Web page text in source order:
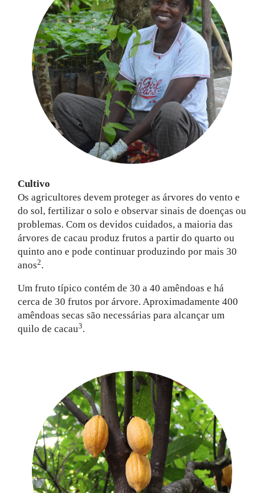
Cultivo
Os agricultores devem proteger as árvores do vento e
do sol, fertilizar o solo e observar sinais de doenças ou
problemas. Com os devidos cuidados, a maioria das
árvores de cacau produz frutos a partir do quarto ou
quinto ano e pode continuar produzindo por mais 30
anos2.
Um fruto típico contém de 30 a 40 amêndoas e há
cerca de 30 frutos por árvore. Aproximadamente 400
amêndoas secas são necessárias para alcançar um
quilo de cacau3.